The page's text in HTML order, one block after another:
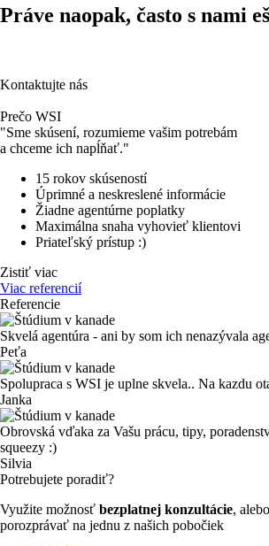
Práve naopak, často s nami
Kontaktujte nás
Prečo WSI
"Sme skúsení, rozumieme vašim potrebám
a chceme ich napĺňať."
15 rokov skúseností
Úprimné a neskreslené informácie
Žiadne agentúrne poplatky
Maximálna snaha vyhovieť klientovi
Priateľský prístup :)
Zistiť viac
Viac referencií
Referencie
Skvelá agentúra - ani by som ich nenazývala
Peťa
Spolupraca s WSI je uplne skvela.. Na kazdu
Janka
Obrovská vďaka za Vašu prácu, tipy,
squeezy :)
Silvia
Potrebujete poradiť?
Využite možnosť bezplatnej konzultácie,
porozprávať na jednu z našich pobočiek